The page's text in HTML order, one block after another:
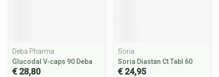
Deba Pharma
Glucodal V-caps 90 Deba
€ 28,80
Soria
Soria Diastan Ct Tabl 60
€ 24,95